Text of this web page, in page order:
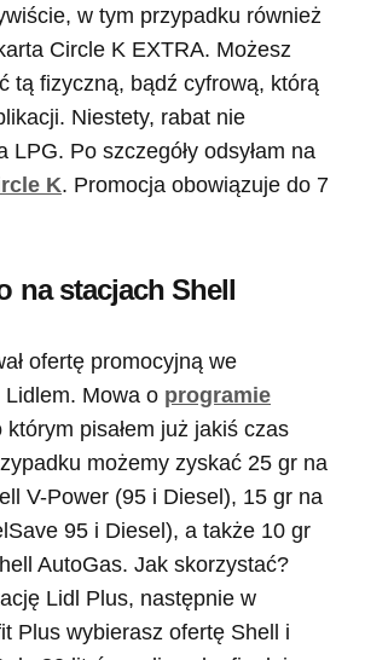
w tym przypadku również
Circle K EXTRA. Możesz
tą fizyczną, bądź cyfrową, którą
Niestety, rabat nie
LPG. Po szczegóły odsyłam na
K. Promocja obowiązuje do 7
na stacjach Shell
ofertę promocyjną we
Mowa o programie
którym pisałem już jakiś czas
możemy zyskać 25 gr na
V-Power (95 i Diesel), 15 gr na
95 i Diesel), a także 10 gr
AutoGas. Jak skorzystać?
Lidl Plus, następnie w
Plus wybierasz ofertę Shell i